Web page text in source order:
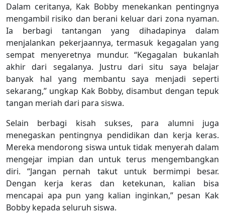
Dalam ceritanya, Kak Bobby menekankan pentingnya
mengambil risiko dan berani keluar dari zona nyaman.
Ia berbagi tantangan yang dihadapinya dalam
menjalankan pekerjaannya, termasuk kegagalan yang
sempat menyeretnya mundur. “Kegagalan bukanlah
akhir dari segalanya. Justru dari situ saya belajar
banyak hal yang membantu saya menjadi seperti
sekarang,” ungkap Kak Bobby, disambut dengan tepuk
tangan meriah dari para siswa.
Selain berbagi kisah sukses, para alumni juga
menegaskan pentingnya pendidikan dan kerja keras.
Mereka mendorong siswa untuk tidak menyerah dalam
mengejar impian dan untuk terus mengembangkan
diri. “Jangan pernah takut untuk bermimpi besar.
Dengan kerja keras dan ketekunan, kalian bisa
mencapai apa pun yang kalian inginkan,” pesan Kak
Bobby kepada seluruh siswa.